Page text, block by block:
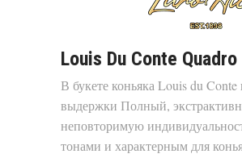
Louis Du Conte
В букете коньяка Louis du
выдержки Полный,
неповторимую
тонами и характерным для